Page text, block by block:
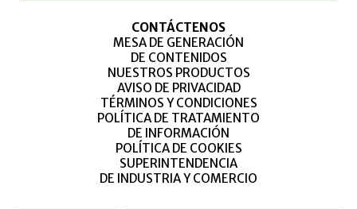
CONTÁCTENOS
MESA DE GENERACIÓN
DE CONTENIDOS
NUESTROS PRODUCTOS
AVISO DE PRIVACIDAD
TÉRMINOS Y CONDICIONES
POLÍTICA DE TRATAMIENTO
DE INFORMACIÓN
POLÍTICA DE COOKIES
SUPERINTENDENCIA
DE INDUSTRIA Y COMERCIO